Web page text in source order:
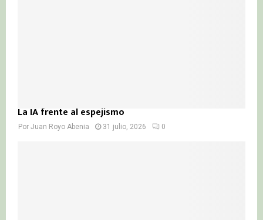
La IA frente al espejismo
Por Juan Royo Abenia 31 julio, 2026 0